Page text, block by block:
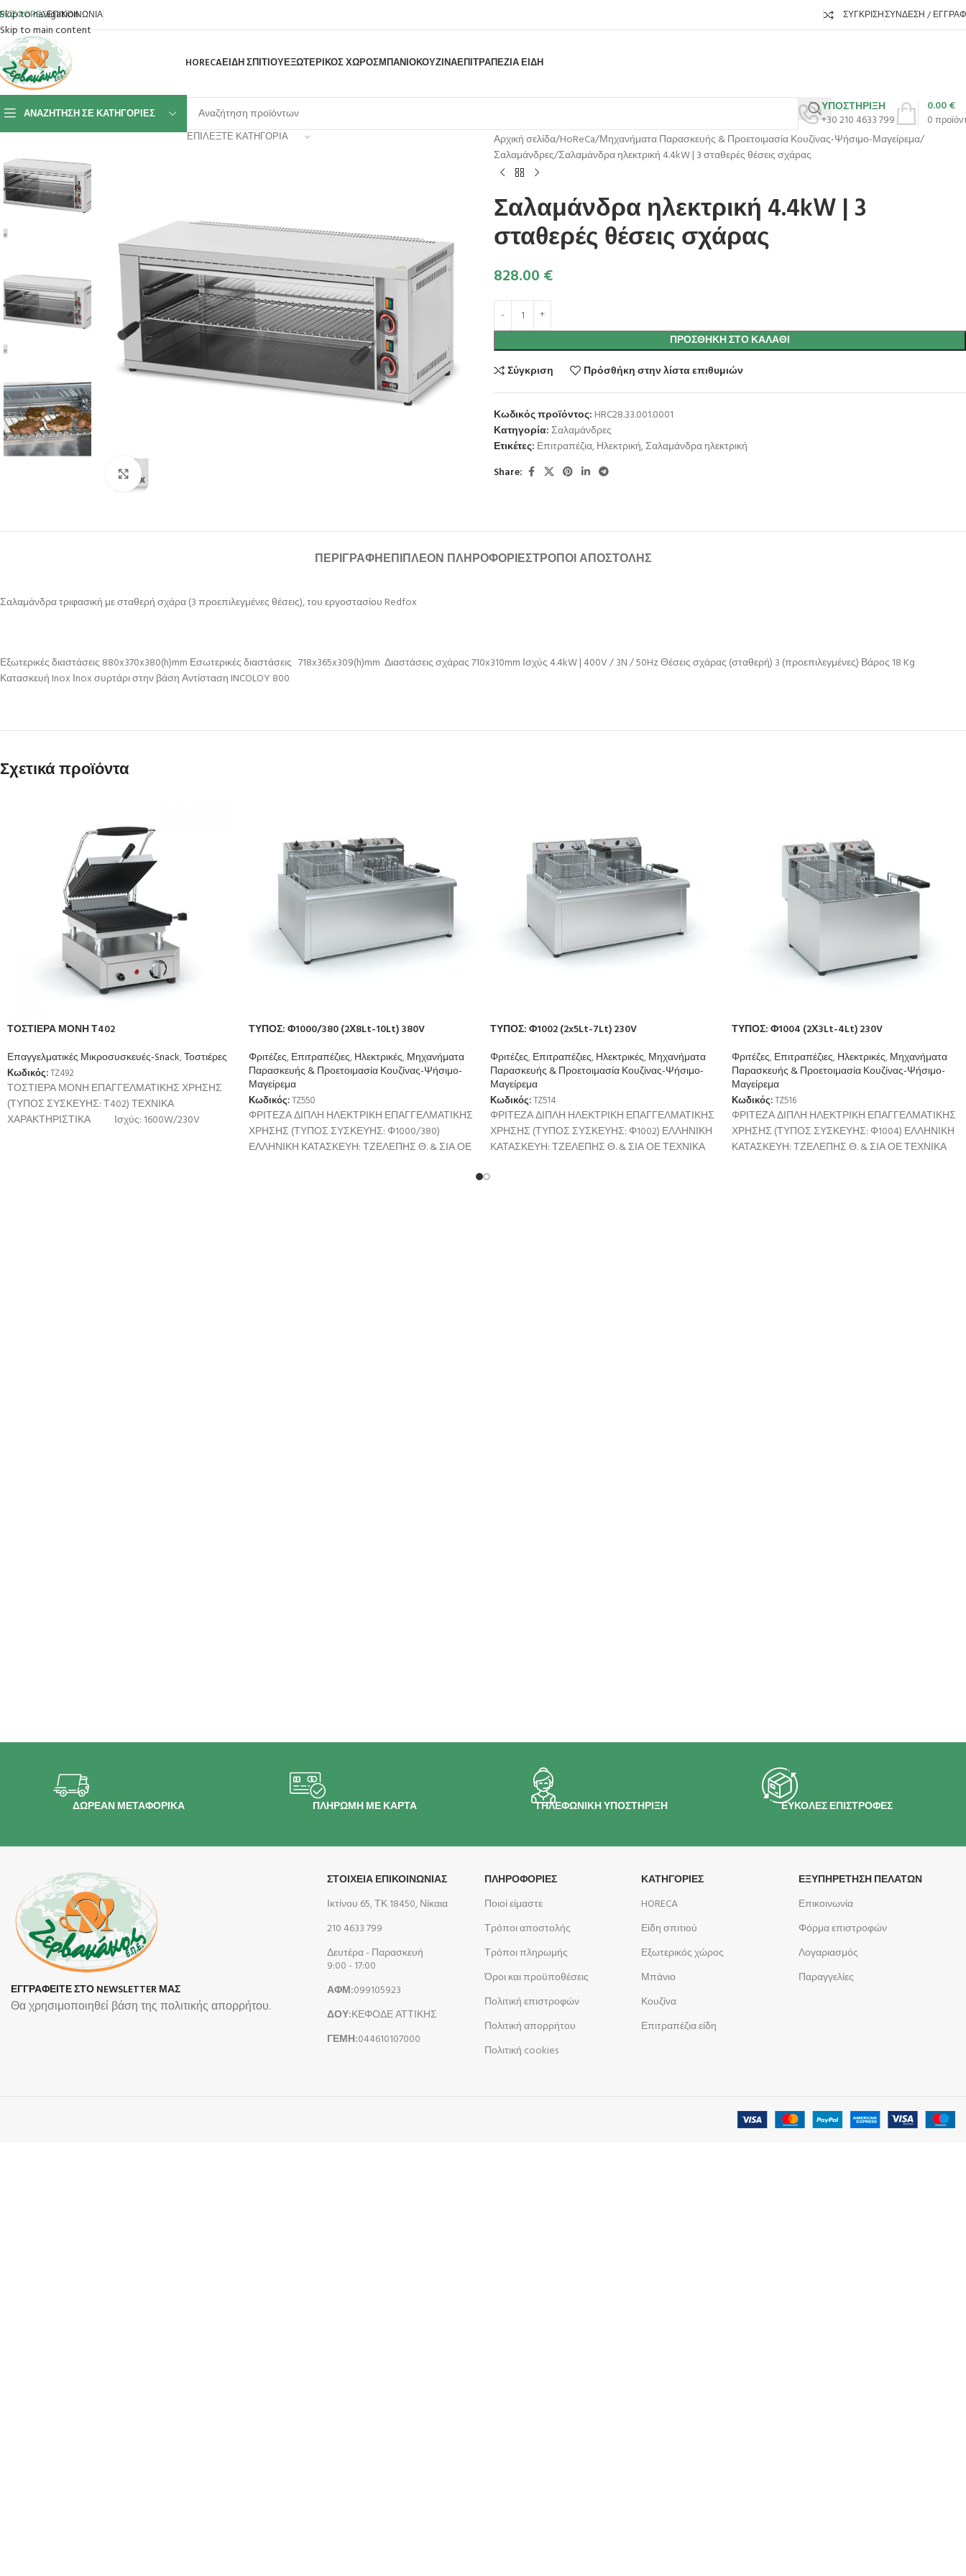
Skip to navigation
Skip to main content
ΕΠΙΚΟΙΝΩΝΙΑ ΣΎΓΚΡΙΣΗΣΎΝΔΕΣΗ /
HORECAΕΙΔΗ ΣΠΙΤΙΟΥΕΞΩΤΕΡΙΚΟΣ ΧΩΡΟΣΜΠΆΝΙΟΚΟΥΖΊΝΑΕΠΙΤΡΑΠΈΖΙΑ ΕΊΔΗ
ΑΝΑΖΉΤΗΣΗ ΣΕ ΚΑΤΗΓΟΡΊΕΣ
ΕΠΙΛΈΞΤΕ ΚΑΤΗΓΟΡΊΑ
ΥΠΟΣΤΗΡΙΞΗ
+30 210 4633 799
0
0.00€
Κλικ για μεγέθυνση
Αρχική σελίδα HoReCa Μηχανήματα Παρασκευής & Προετοιμασία Κουζίνας-Ψήσιμο-Μαγείρεμα
Σαλαμάνδρες Σαλαμάνδρα ηλεκτρική 4.4kW | 3 σταθερές θέσεις σχάρας
Σαλαμάνδρα ηλεκτρική 4.4kW | 3
σταθερές θέσεις σχάρας
828.00 €
ΠΡΟΣΘΉΚΗ ΣΤΟ ΚΑΛΆΘΙ
Σύγκριση
Πρόσθήκη στην λίστα επιθυμιών
Κωδικός προϊόντος: HRC28.33.001.0001
Κατηγορία:Σαλαμάνδρες
Ετικέτες: Επιτραπέζια,Ηλεκτρική,Σαλαμάνδρα ηλεκτρική
Share:
ΠΕΡΙΓΡΑΦΉΕΠΙΠΛΈΟΝ ΠΛΗΡΟΦΟΡΊΕΣΤΡΌΠΟΙ ΑΠΟΣΤΟΛΉΣ
Σαλαμάνδρα τριφασική με σταθερή σχάρα (3 προεπιλεγμένες θέσεις), του εργοστασίου Redfox
Εξωτερικές διαστάσεις 880x370x380(h)mm Εσωτερικές διαστάσεις 718x365x309(h)mm Διαστάσεις σχάρας 710x310mm Ισχύς 4.4kW | 400V / 3N / 50Hz Θέσεις σχάρας (σταθερή) 3 (προεπιλεγμένες) Βάρος 18 Kg
Κατασκευή Inox Ιnox συρτάρι στην βάση Αντίσταση INCOLOY 800
Σχετικά προϊόντα
ΤΟΣΤΙΕΡΑ ΜΟΝΗ Τ402
Επαγγελματικές Μικροσυσκευές-Snack,Τοστιέρες
Κωδικός:TZ492
ΤΟΣΤΙΕΡΑ ΜΟΝΗ ΕΠΑΓΓΕΛΜΑΤΙΚΗΣ ΧΡΗΣΗΣ
(ΤΥΠΟΣ ΣΥΣΚΕΥΗΣ: Τ402) ΤΕΧΝΙΚΑ
ΧΑΡΑΚΤΗΡΙΣΤΙΚΑ Ισχύς: 1600W/230V
ΤΥΠΟΣ: Φ1000/380 (2Χ8Lt-10Lt) 380V
Φριτέζες,Επιτραπέζιες,Ηλεκτρικές,Μηχανήματα
Παρασκευής & Προετοιμασία Κουζίνας-Ψήσιμο-
Μαγείρεμα
Κωδικός:TZ550
ΦΡΙΤΕΖΑ ΔΙΠΛΗ ΗΛΕΚΤΡΙΚΗ ΕΠΑΓΓΕΛΜΑΤΙΚΗΣ
ΧΡΗΣΗΣ (ΤΥΠΟΣ ΣΥΣΚΕΥΗΣ: Φ1000/380)
ΕΛΛΗΝΙΚΗ ΚΑΤΑΣΚΕΥΗ: ΤΖΕΛΕΠΗΣ Θ. & ΣΙΑ ΟΕ
ΤΥΠΟΣ: Φ1002 (2x5Lt-7Lt) 230V
Φριτέζες,Επιτραπέζιες,Ηλεκτρικές,Μηχανήματα
Παρασκευής & Προετοιμασία Κουζίνας-Ψήσιμο-
Μαγείρεμα
Κωδικός:TZ514
ΦΡΙΤΕΖΑ ΔΙΠΛΗ ΗΛΕΚΤΡΙΚΗ ΕΠΑΓΓΕΛΜΑΤΙΚΗΣ
ΧΡΗΣΗΣ (ΤΥΠΟΣ ΣΥΣΚΕΥΗΣ: Φ1002) ΕΛΛΗΝΙΚΗ
ΚΑΤΑΣΚΕΥΗ: ΤΖΕΛΕΠΗΣ Θ. & ΣΙΑ ΟΕ ΤΕΧΝΙΚΑ
ΤΥΠΟΣ: Φ1004 (2Χ3Lt-4Lt) 230V
Φριτέζες,Επιτραπέζιες,Ηλεκτρικές,Μηχανήματα
Παρασκευής & Προετοιμασία Κουζίνας-Ψήσιμο-
Μαγείρεμα
Κωδικός:TZ516
ΦΡΙΤΕΖΑ ΔΙΠΛΗ ΗΛΕΚΤΡΙΚΗ ΕΠΑΓΓΕΛΜΑΤΙΚΗΣ
ΧΡΗΣΗΣ (ΤΥΠΟΣ ΣΥΣΚΕΥΗΣ: Φ1004) ΕΛΛΗΝΙΚΗ
ΚΑΤΑΣΚΕΥΗ: ΤΖΕΛΕΠΗΣ Θ. & ΣΙΑ ΟΕ ΤΕΧΝΙΚΑ
ΔΩΡΕΑΝ ΜΕΤΑΦΟΡΙΚΑ ΠΛΗΡΩΜΗ ΜΕ ΚΑΡΤΑ ΤΗΛΕΦΩΝΙΚΗ ΥΠΟΣΤΗΡΙΞΗ ΕΥΚΟΛΕΣ ΕΠΙΣΤΡΟΦΕΣ
ΕΓΓΡΑΦΕΙΤΕ ΣΤΟ NEWSLETTER ΜΑΣ
Θα χρησιμοποιηθεί βάση της πολιτικής απορρήτου.
ΣΤΟΙΧΕΙΑ ΕΠΙΚΟΙΝΩΝΙΑΣ
Ικτίνου 65, ΤΚ 18450, Νίκαια
210 4633 799
Δευτέρα - Παρασκευή
9:00 - 17:00
ΑΦΜ:099105923
ΔΟΥ:ΚΕΦΟΔΕ ΑΤΤΙΚΗΣ
ΓΕΜΗ:044610107000
ΠΛΗΡΟΦΟΡΊΕΣ
Ποιοί είμαστε
Τρόποι αποστολής
Τρόποι πληρωμής
Όροι και προϋποθέσεις
Πολιτική επιστροφών
Πολιτική απορρήτου
Πολιτική cookies
ΚΑΤΗΓΟΡΙΕΣ
HORECA
Είδη σπιτιού
Εξωτερικός χώρος
Μπάνιο
Κουζίνα
Επιτραπέζια είδη
ΕΞΥΠΗΡΕΤΗΣΗ ΠΕΛΑΤΩΝ
Επικοινωνία
Φόρμα επιστροφών
Λογαριασμός
Παραγγελίες